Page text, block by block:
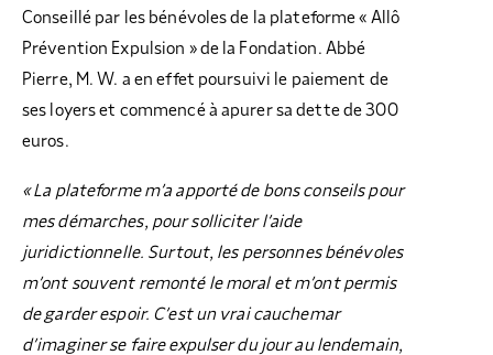
Conseillé par les bénévoles de la plateforme « Allô
Prévention Expulsion » de la Fondation. Abbé
Pierre, M. W. a en effet poursuivi le paiement de
ses loyers et commencé à apurer sa dette de 300
euros.
« La plateforme m’a apporté de bons conseils pour
mes démarches, pour solliciter l’aide
juridictionnelle. Surtout, les personnes bénévoles
m’ont souvent remonté le moral et m’ont permis
de garder espoir. C’est un vrai cauchemar
d’imaginer se faire expulser du jour au lendemain,